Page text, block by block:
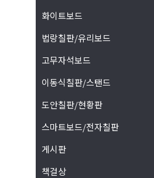
화이트보드
법랑칠판/유리보드
고무자석보드
이동식칠판/스탠드
도안칠판/현황판
스마트보드/전자칠판
게시판
책걸상